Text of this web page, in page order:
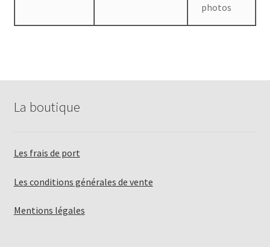
photos
La boutique
Les frais de port
Les conditions générales de vente
Mentions légales